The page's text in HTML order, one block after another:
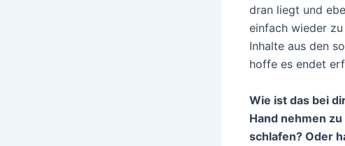
dran liegt und
einfach wieder
Inhalte aus den
hoffe es endet
Wie ist das bei
Hand nehmen
schlafen? Oder